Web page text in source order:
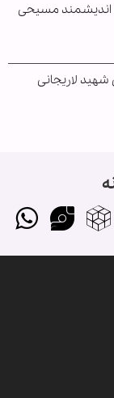
اندیشمند مسیحی
لاریجانی